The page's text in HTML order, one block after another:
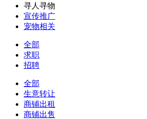
寻人寻物
宣传推广
宠物相关
全部
求职
招聘
全部
生意转让
商铺出租
商铺出售